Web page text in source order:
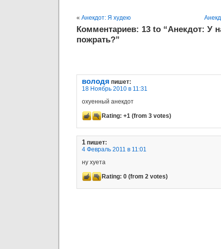
« Анекдот: Я худею
Комментариев: 13 to “Анекдот: У
пожрать?”
володя пишет:
18 Ноябрь 2010 в 11:31
охуенный анекдот
Rating: +1 (from 3 votes)
1 пишет:
4 Февраль 2011 в 11:01
ну хуета
Rating: 0 (from 2 votes)